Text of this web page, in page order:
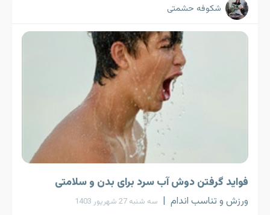
شکوفه حشمتی
فواید گرفتن دوش آب سرد برای بدن و سلامتی
ورزش و تناسب اندام | سه شنبه 27 شهریور 1403